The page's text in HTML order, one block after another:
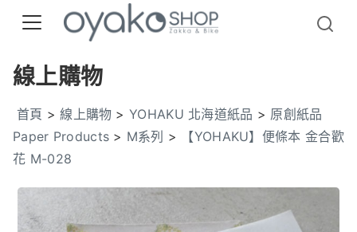
線上購物
首頁 >線上購物 >YOHAKU 北海道紙品 > 原創紙品
Paper Products > M系列 >
【YOHAKU】便條本 金合歡
花 M-028